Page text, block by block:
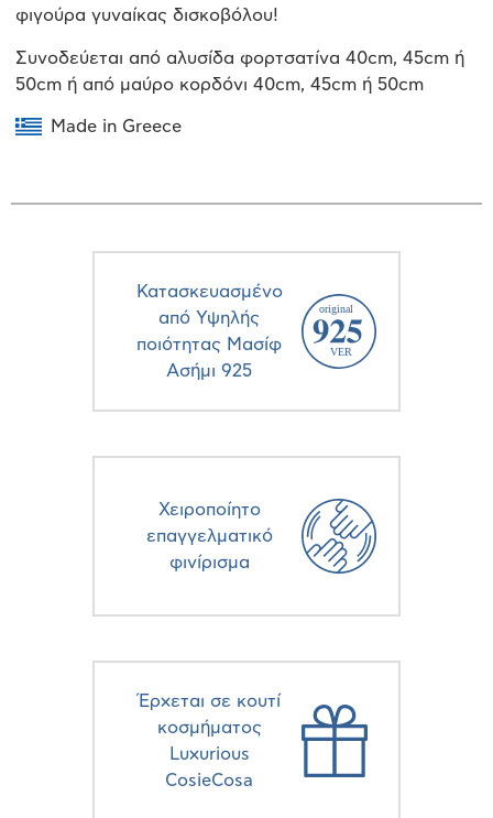
φιγούρα γυναίκας δισκοβόλου!
Συνοδεύεται από αλυσίδα φορτσατίνα 40cm, 45cm ή
50cm ή από μαύρο κορδόνι 40cm, 45cm ή 50cm
Made in Greece
Κατασκευασμένο
από Υψηλής
ποιότητας Μασίφ
Ασήμι 925
Χειροποίητο
επαγγελματικό
φινίρισμα
Έρχεται σε κουτί
κοσμήματος
Luxurious
CosieCosa